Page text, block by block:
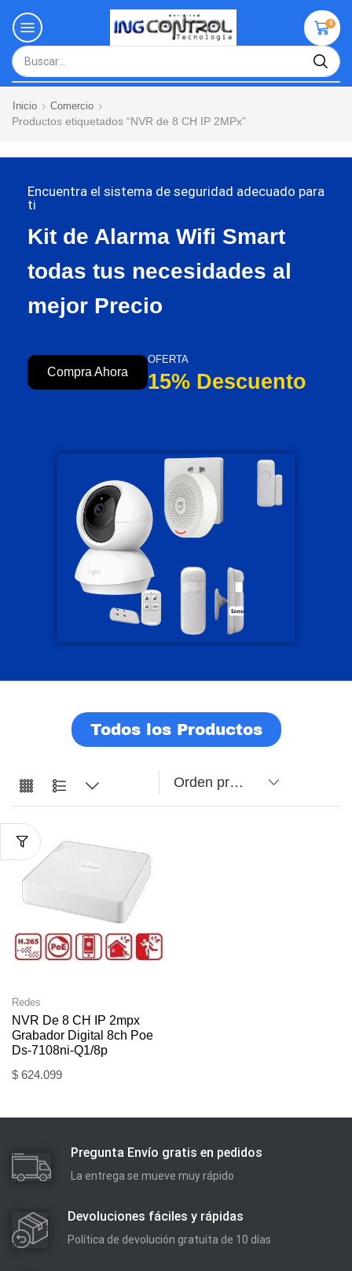
0
Inicio Comercio
Productos etiquetados “NVR de 8 CH IP 2MPx”
Encuentra el sistema de seguridad adecuado para
ti
Kit de Alarma Wifi Smart
todas tus necesidades al
mejor Precio
Compra Ahora
OFERTA
15% Descuento
Todos los Productos
Redes
NVR De 8 CH IP 2mpx
Grabador Digital 8ch Poe
Ds-7108ni-Q1/8p
$ 624.099
Pregunta Envío gratis en pedidos
La entrega se mueve muy rápido
Devoluciones fáciles y rápidas
Política de devolución gratuita de 10 días